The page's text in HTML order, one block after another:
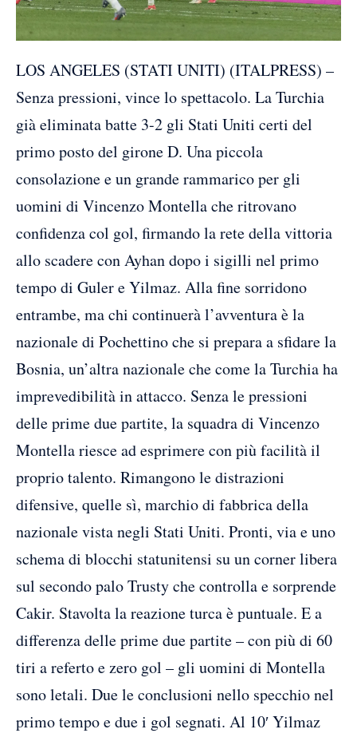
LOS ANGELES (STATI UNITI) (ITALPRESS) –
Senza pressioni, vince lo spettacolo. La Turchia
già eliminata batte 3-2 gli Stati Uniti certi del
primo posto del girone D. Una piccola
consolazione e un grande rammarico per gli
uomini di Vincenzo Montella che ritrovano
confidenza col gol, firmando la rete della vittoria
allo scadere con Ayhan dopo i sigilli nel primo
tempo di Guler e Yilmaz. Alla fine sorridono
entrambe, ma chi continuerà l’avventura è la
nazionale di Pochettino che si prepara a sfidare la
Bosnia, un’altra nazionale che come la Turchia ha
imprevedibilità in attacco. Senza le pressioni
delle prime due partite, la squadra di Vincenzo
Montella riesce ad esprimere con più facilità il
proprio talento. Rimangono le distrazioni
difensive, quelle sì, marchio di fabbrica della
nazionale vista negli Stati Uniti. Pronti, via e uno
schema di blocchi statunitensi su un corner libera
sul secondo palo Trusty che controlla e sorprende
Cakir. Stavolta la reazione turca è puntuale. E a
differenza delle prime due partite – con più di 60
tiri a referto e zero gol – gli uomini di Montella
sono letali. Due le conclusioni nello specchio nel
primo tempo e due i gol segnati. Al 10′ Yilmaz